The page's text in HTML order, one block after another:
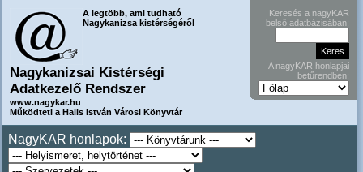
A legtöbb, ami tudható
Nagykanizsa kistérségéről
Nagykanizsai Kistérségi
Adatkezelő Rendszer
www.nagykar.hu
Működteti a Halis István Városi Könyvtár
Keresés a nagyKAR
belső adatbázisában:
A nagyKAR honlapjai
betűrendben:
NagyKAR honlapok: